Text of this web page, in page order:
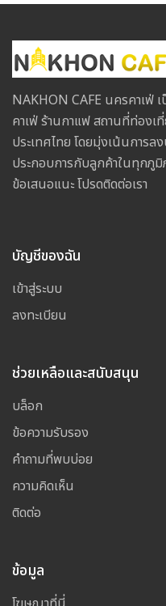
NAKHON CAFE นครคาเฟ่
คาเฟ่ ร้านกาแฟ สถานที่ท่องเ
ประเทศไทย โดยมุ่งเน้นการ
ประกอบการกับลูกค้าในทุกภู
ข้อเสนอแนะ โปรดติดต่อเรา
บัญชีของฉัน
เข้าสู่ระบบ
ลงทะเบียน
ช่วยเหลือและสนับสนุน
บล็อก
ข้อความรับรอง
คำถามที่พบบ่อย
ความคิดเห็น
ติดต่อ
ข้อมูล